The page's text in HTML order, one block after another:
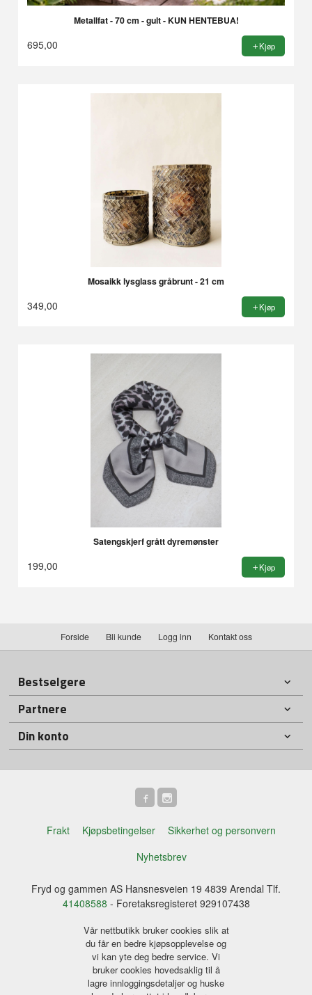
Metallfat - 70 cm - gult - KUN HENTEBUA!
695,00 Kjøp
Mosaikk lysglass gråbrunt - 21 cm
349,00 Kjøp
Satengskjerf grått dyremønster
199,00 Kjøp
Forside Bli kunde Logg inn Kontakt oss
Bestselgere
Partnere
Din konto
Frakt Kjøpsbetingelser
Sikkerhet og personvern
Nyhetsbrev
Fryd og gammen AS Hansnesveien 19 4839 Arendal Tlf.
41408588 - Foretaksregisteret 929107438
Vår nettbutikk bruker cookies slik at
du får en bedre kjøpsopplevelse og
vi kan yte deg bedre service. Vi
bruker cookies hovedsaklig til å
lagre innloggingsdetaljer og huske